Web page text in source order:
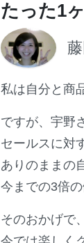
たった1
私は自分と商
ですが、宇野
セールスに対
ありのままの
今までの3倍
そのおかげで、